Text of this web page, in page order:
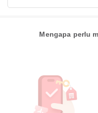
Mengapa perlu